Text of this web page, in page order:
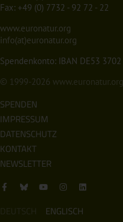
Fax: +49 (0) 7732 - 92 72 - 22
www.euronatur.org
info(at)euronatur.org
Spendenkonto: IBAN DE53
© 1999-2026 www.euronatur.org
SPENDEN
IMPRESSUM
DATENSCHUTZ
KONTAKT
NEWSLETTER
DEUTSCH ENGLISCH